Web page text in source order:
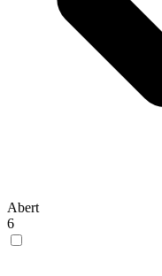
Abert
6